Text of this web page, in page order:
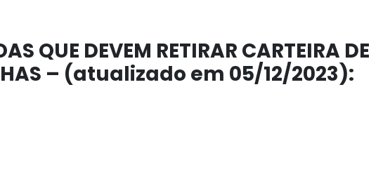
QUE DEVEM RETIRAR CARTEIRA DE
– (atualizado em 05/12/2023):